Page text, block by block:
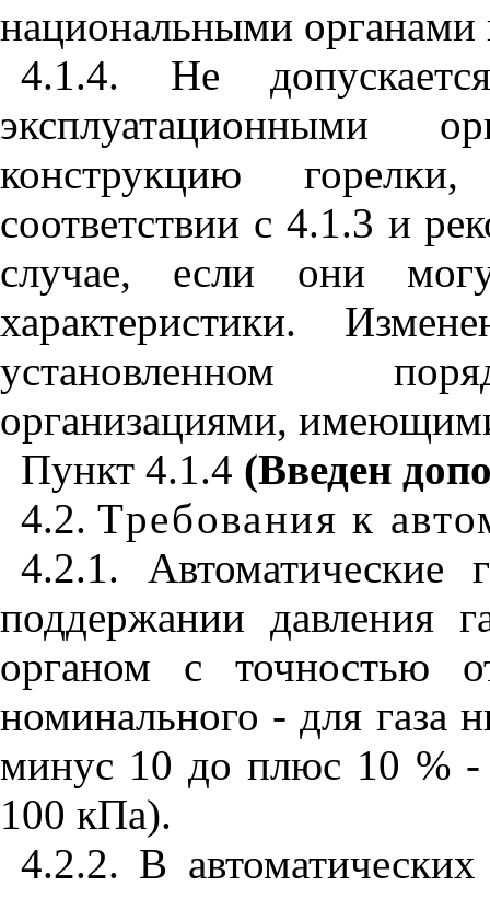
национальными органами
4.1.4. Не
эксплуатационными
конструкцию
соответствии с 4.1.3 и
случае, если они
характеристики.
установленном
организациями,
Пункт 4.1.4 (Введен
4.2. Требования к
4.2.1. Автоматические
поддержании давления
органом с
номинального - для газа
минус 10 до плюс 10 % -
100 кПа).
4.2.2. В